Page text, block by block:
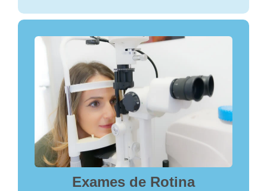
Exames de Rotina